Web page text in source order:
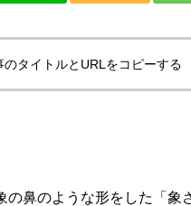
のタイトルとURLをコピーする
鼻のような形をした「象